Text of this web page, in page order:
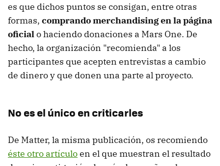
es que dichos puntos se consigan, entre otras
formas, comprando merchandising en la página
oficialo haciendo donaciones a Mars One. De
hecho, la organización "recomienda" a los
participantes que acepten entrevistas a cambio
de dinero y que donen una parte al proyecto.
No es el único en criticarles
De Matter, la misma publicación, os recomiendo
éste otro artículoen el que muestran el resultado